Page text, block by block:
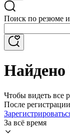
Поиск по резюме
Найдено
Чтобы видеть все
После
За всё время